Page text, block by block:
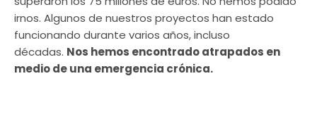
irnos. Algunos de nuestros proyectos han estado
funcionando durante varios años, incluso
décadas. Nos hemos encontrado atrapados en
medio de una emergencia crónica.